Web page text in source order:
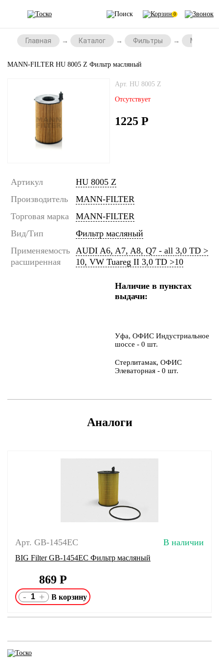
0
Главная Каталог Фильтры
MANN-FILTER HU 8005 Z Фильтр масляный
Арт. HU 8005 Z
Отсутствует
1225 Р
Артикул
HU 8005 Z
Производитель
MANN-FILTER
Торговая марка
MANN-FILTER
Вид/Тип
Фильтр масляный
Применяемость
расширенная
AUDI A6, A7, A8, Q7 - all 3,0 TD >
10, VW Tuareg II 3,0 TD >10
Наличие в пунктах
выдачи:
Уфа, ОФИС Индустриальное
шоссе - 0 шт.
Стерлитамак, ОФИС
Элеваторная - 0 шт.
Аналоги
Арт. GB-1454EC В наличии
BIG Filter GB-1454EC Фильтр масляный
869 Р
- +